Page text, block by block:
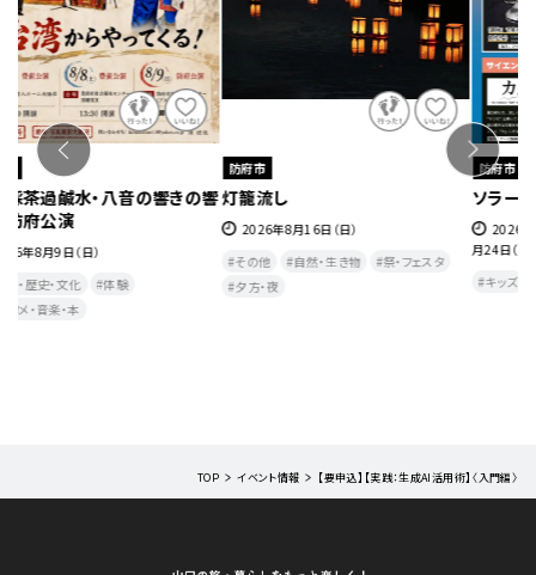
防府市
ソラールの夏休み2026
2026年8月18日（火）～8月30日（日）※8
月24日（月）
キッズ
その他 子育て
【要申込】図書館活用の達人！養
成講座
TOP イベント情報 【要申込】【実践：生成AI活用術】〈入門編〉